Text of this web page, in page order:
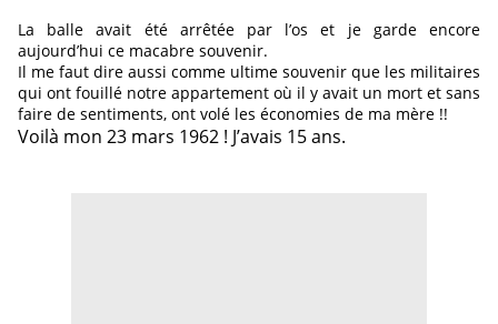
La balle avait été arrêtée par l’os et je garde encore
aujourd’hui ce macabre souvenir.
Il me faut dire aussi comme ultime souvenir que les militaires
qui ont fouillé notre appartement où il y avait un mort et sans
faire de sentiments, ont volé les économies de ma mère !!
Voilà mon 23 mars 1962 ! J’avais 15 ans.